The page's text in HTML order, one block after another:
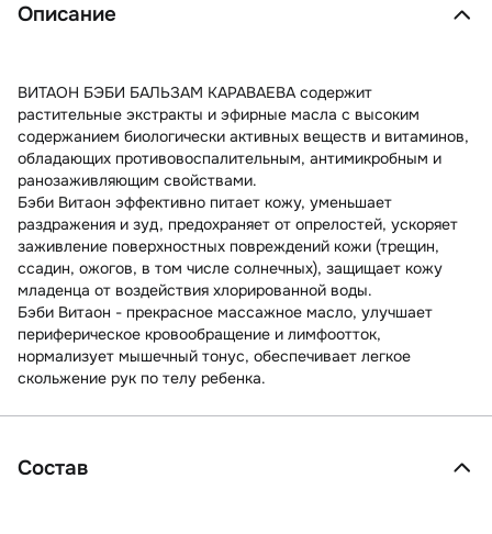
Описание
ВИТАОН БЭБИ БАЛЬЗАМ КАРАВАЕВА содержит
растительные экстракты и эфирные масла с высоким
содержанием биологически активных веществ и витаминов,
обладающих противовоспалительным, антимикробным и
ранозаживляющим свойствами.
Бэби Витаон эффективно питает кожу, уменьшает
раздражения и зуд, предохраняет от опрелостей, ускоряет
заживление поверхностных повреждений кожи (трещин,
ссадин, ожогов, в том числе солнечных), защищает кожу
младенца от воздействия хлорированной воды.
Бэби Витаон - прекрасное массажное масло, улучшает
периферическое кровообращение и лимфоотток,
нормализует мышечный тонус, обеспечивает легкое
скольжение рук по телу ребенка.
Состав